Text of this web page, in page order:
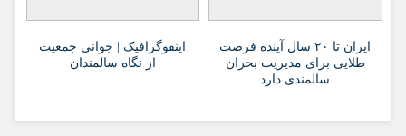
ایران تا ۲۰ سال آینده فرصت
طلایی برای مدیریت بحران
سالمندی دارد
اینفوگرافیک | جوانی جمعیت
از نگاه سالمندان